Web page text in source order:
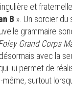
et
B ». Un sorcier du
grammaire
Grand Corps
avec la
lui permet de
surtout